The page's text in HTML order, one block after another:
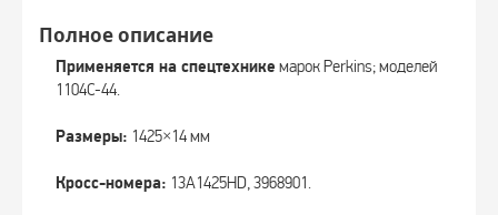
Полное описание
Применяется на спецтехнике марок Perkins; моделей
1104C-44.
Размеры: 1425×14 мм
Кросс-номера: 13A1425HD, 3968901.